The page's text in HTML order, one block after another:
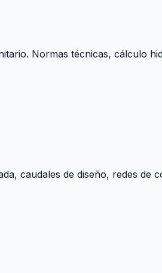
Normas técnicas, cálculo
caudales de diseño, redes de